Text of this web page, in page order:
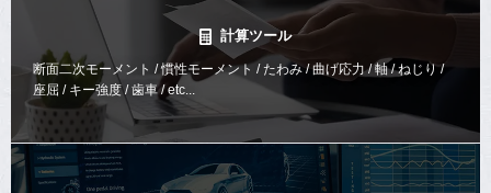
計算ツール
断面二次モーメント / 慣性モーメント / たわみ / 曲げ応力 / 軸 / ねじり /
座屈 / キー強度 / 歯車 / etc...